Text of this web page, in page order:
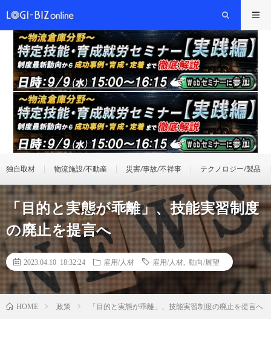
独自取材 物流施設/不動産 災害/事故/不祥事 テクノロジー/製品
「目的と実態が乖離」、技能実習制度
の廃止を提言へ
2023.04.10 18:32:24 雇用/人材 雇用/人材 動向/展望
HOME 政策 「目的と実態が乖離」、技能実習制度の廃止を提言へ